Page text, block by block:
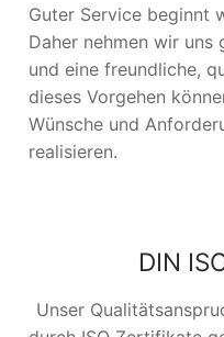
Guter Service beginnt
Daher nehmen wir
und eine freundliche,
dieses Vorgehen
Wünsche und
realisieren.
DIN
Unser